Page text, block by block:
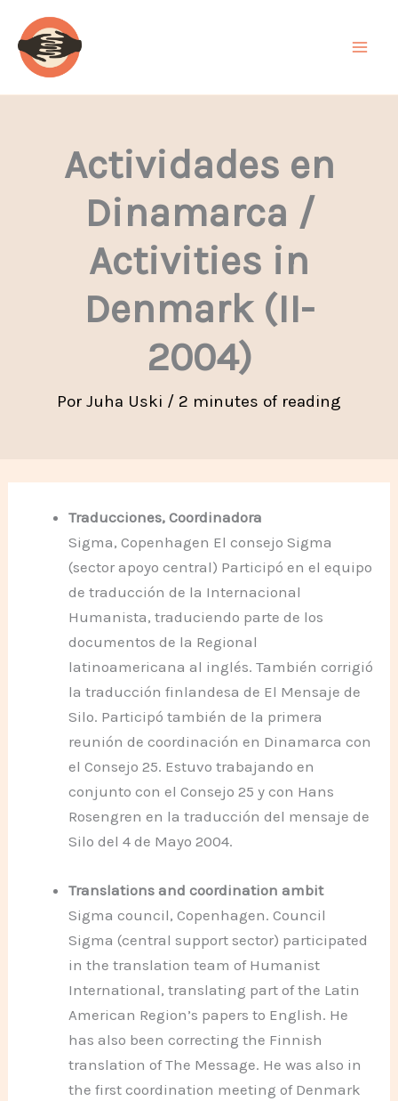
contenido
Actividades en
Dinamarca /
Activities in
Denmark (II-
2004)
Por Juha Uski / 2 minutes of reading
Traducciones, Coordinadora
Sigma, Copenhagen El consejo Sigma
(sector apoyo central) Participó en el equipo
de traducción de la Internacional
Humanista, traduciendo parte de los
documentos de la Regional
latinoamericana al inglés. También corrigió
la traducción finlandesa de El Mensaje de
Silo. Participó también de la primera
reunión de coordinación en Dinamarca con
el Consejo 25. Estuvo trabajando en
conjunto con el Consejo 25 y con Hans
Rosengren en la traducción del mensaje de
Silo del 4 de Mayo 2004.
Translations and coordination ambit
Sigma council, Copenhagen. Council
Sigma (central support sector) participated
in the translation team of Humanist
International, translating part of the Latin
American Region’s papers to English. He
has also been correcting the Finnish
translation of The Message. He was also in
the first coordination meeting of Denmark